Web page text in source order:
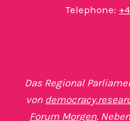
Telephone:
Das Regional
von
Forum Morgen.